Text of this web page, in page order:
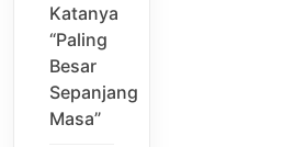
Katanya
“Paling
Besar
Sepanjang
Masa”